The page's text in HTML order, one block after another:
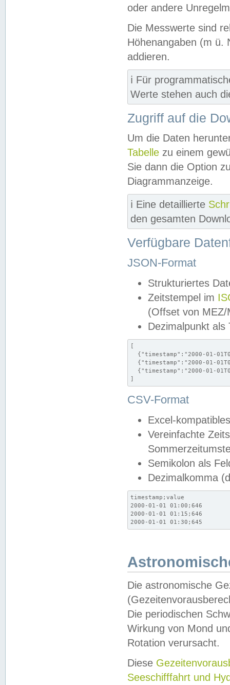
oder andere
Die Messwerte sind
Höhenangaben (m ü.
addieren.
ℹ️ Für
Werte stehen auch
Zugriff auf die
Um die Daten
Tabelle zu einem
Sie dann die Option
Diagrammanzeige.
ℹ️ Eine detaillierte
den gesamten
Verfügbare
JSON-Format
Strukturiertes
Zeitstempel im
(Offset von MEZ/
Dezimalpunkt als
[
{"timestamp":"2000-01-
{"timestamp":"2000-01-
{"timestamp":"2000-01-
]
CSV-Format
Excel-
Vereinfachte
Semikolon als
Dezimalkomma
timestamp;value
2000-01-01 01:00;646
2000-01-01 01:15;646
2000-01-01 01:30;645
Die astronomische
Die periodischen
Wirkung von Mond
Rotation verursacht.
Diese
Seeschifffahrt und